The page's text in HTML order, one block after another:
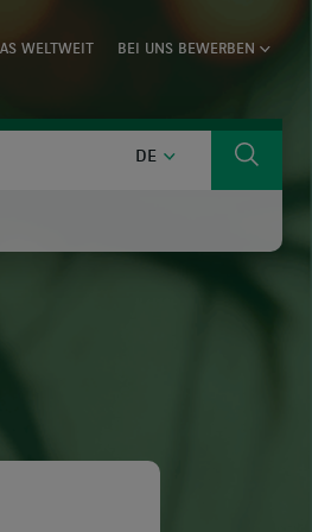
WELTWEIT BEI UNS BEWERBEN
DE DEUTSCH Suche